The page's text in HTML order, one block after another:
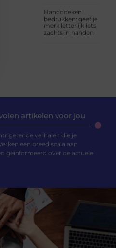
Handdoeken
bedrukken: geef je
merk letterlijk iets
zachts in handen
artikelen voor jou
verhalen die je
een breed scala aan
geïnformeerd over de actuele